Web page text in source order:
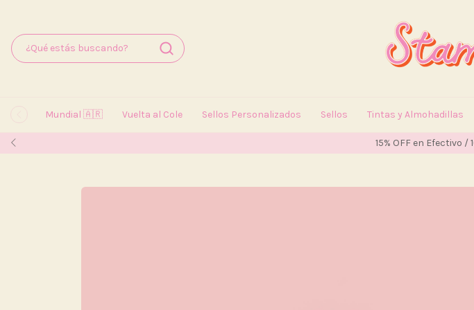
15% OFF en Efectivo /
Mundial 🇦🇷 Vuelta al Cole Sellos Personalizados Sellos Tintas y Almohadillas